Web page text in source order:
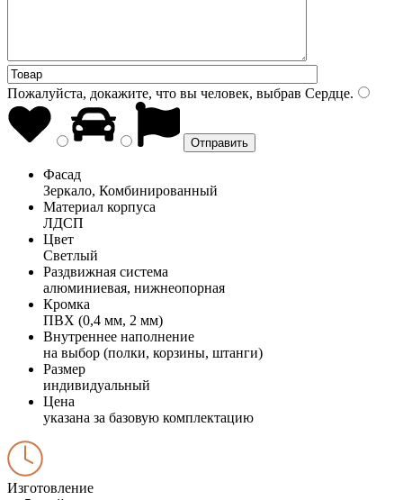
Пожалуйста, докажите, что вы человек, выбрав Сердце.
Фасад
Зеркало, Комбинированный
Материал корпуса
ЛДСП
Цвет
Светлый
Раздвижная система
алюминиевая, нижнеопорная
Кромка
ПВХ (0,4 мм, 2 мм)
Внутреннее наполнение
на выбор (полки, корзины, штанги)
Размер
индивидуальный
Цена
указана за базовую комплектацию
Изготовление